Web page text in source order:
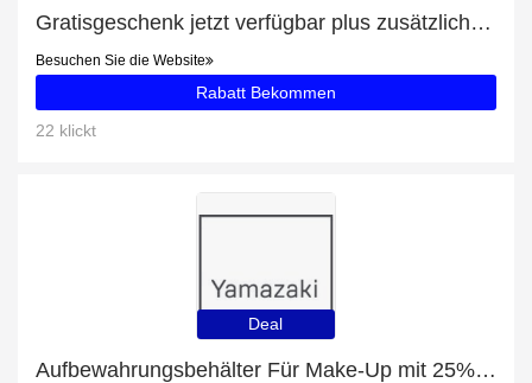
Gratisgeschenk jetzt verfügbar plus zusätzliche 90-Angebote
Besuchen Sie die Website
Rabatt Bekommen
22 klickt
Deal
Aufbewahrungsbehälter Für Make-Up mit 25% Rabatt